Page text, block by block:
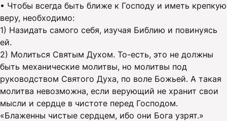
• Чтобы всегда быть ближе к Господу и иметь крепкую
веру, необходимо:
1) Назидать самого себя, изучая Библию и повинуясь
ей.
2) Молиться Святым Духом. То-есть, это не должны
быть механические молитвы, но молитвы под
руководством Святого Духа, по воле Божьей. А такая
молитва невозможна, если верующий не хранит свои
мысли и сердце в чистоте перед Господом.
«Блаженны чистые сердцем, ибо они Бога узрят.»